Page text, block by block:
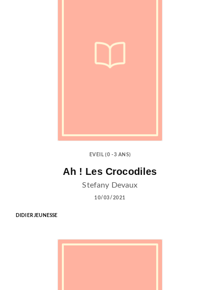
EVEIL (0 -3 ANS)
Ah ! Les Crocodiles
Stefany Devaux
10/03/2021
DIDIER JEUNESSE